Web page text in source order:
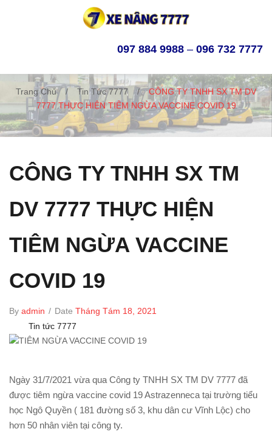
097 884 9988 – 096 732 7777
Trang Chủ / Tin Tức 7777 /
CÔNG TY TNHH SX TM DV
7777 THỰC HIỆN TIÊM NGỪA VACCINE COVID 19
CÔNG TY TNHH SX TM
DV 7777 THỰC HIỆN
TIÊM NGỪA VACCINE
COVID 19
By admin / Date Tháng Tám 18, 2021
Tin tức 7777
Ngày 31/7/2021 vừa qua Công ty TNHH SX TM DV 7777 đã
được tiêm ngừa vaccine covid 19 Astrazenneca tại trường tiểu
học Ngô Quyền ( 181 đường số 3, khu dân cư Vĩnh Lộc) cho
hơn 50 nhân viên tại công ty.